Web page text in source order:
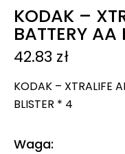
KODAK –
BATTERY AA
42.83 zł
KODAK – XTRALIFE
BLISTER * 4
Waga